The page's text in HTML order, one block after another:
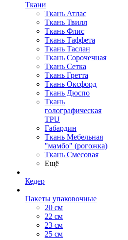
Ткани
Ткань Атлас
Ткань Твилл
Ткань Флис
Ткань Таффета
Ткань Таслан
Ткань Сорочечная
Ткань Сетка
Ткань Гретта
Ткань Оксфорд
Ткань Дюспо
Ткань
голографическая
TPU
Габардин
Ткань Мебельная
"мамбо" (рогожка)
Ткань Смесовая
Ещё
Кедер
Пакеты упаковочные
20 см
22 см
23 см
25 см